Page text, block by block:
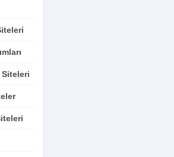
Siteleri